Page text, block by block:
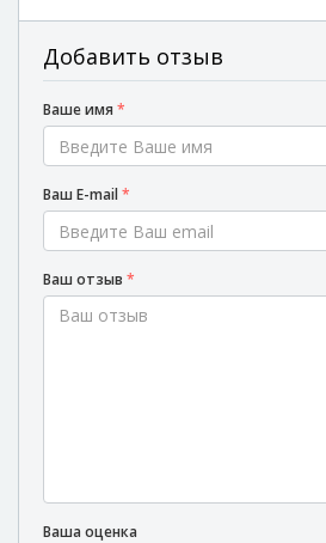
Добавить отзыв
Ваше имя *
Ваш E-mail*
Ваш отзыв *
Ваша оценка